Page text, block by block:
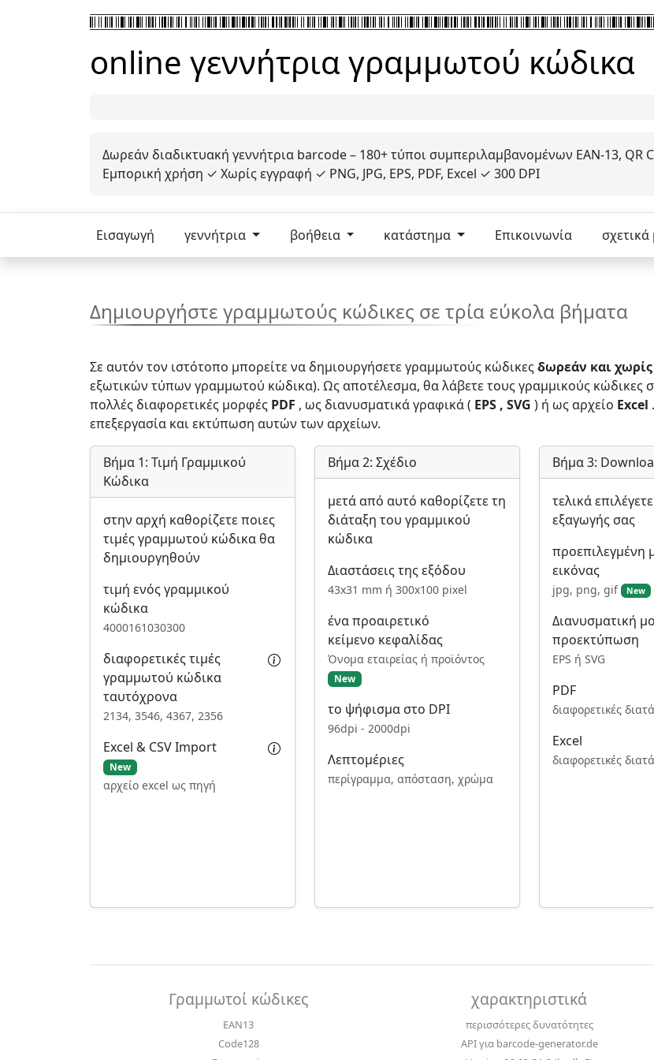
online γεννήτρια γραμμωτού κώδικα
Δωρεάν διαδικτυακή γεννήτρια barcode – 180+ τύποι συμπεριλαμβανομένων EAN-13, QR
Εμπορική χρήση ✓ Χωρίς εγγραφή ✓ PNG, JPG, EPS, PDF, Excel ✓ 300 DPI
Εισαγωγή γεννήτρια βοήθεια κατάστημα Επικοινωνία
Δημιουργήστε γραμμωτούς κώδικες σε τρία εύκολα βήματα
Σε αυτόν τον ιστότοπο μπορείτε να δημιουργήσετε γραμμωτούς κώδικεςδωρεάν και
εξωτικών τύπων γραμμωτού κώδικα). Ως αποτέλεσμα, θα λάβετε τους γραμμικούς κώδικες
πολλές διαφορετικές μορφές PDF , ως διανυσματικά γραφικά ( EPS , SVG ) ή ως αρχείο Excel
επεξεργασία και εκτύπωση αυτών των αρχείων.
Βήμα 1: Τιμή Γραμμικού
Κώδικα
στην αρχή καθορίζετε ποιες
τιμές γραμμωτού κώδικα θα
δημιουργηθούν
τιμή ενός γραμμικού
κώδικα
4000161030300
διαφορετικές τιμές
γραμμωτού κώδικα
ταυτόχρονα
2134, 3546, 4367, 2356
Excel & CSV Import
New
αρχείο excel ως πηγή
Βήμα 2: Σχέδιο
μετά από αυτό καθορίζετε τη
διάταξη του γραμμικού
κώδικα
Διαστάσεις της εξόδου
43x31 mm ή 300x100 pixel
ένα προαιρετικό
κείμενο κεφαλίδας
Όνομα εταιρείας ή προϊόντος
New
το ψήφισμα στο DPI
96dpi - 2000dpi
Λεπτομέριες
περίγραμμα, απόσταση, χρώμα
Βήμα 3:
τελικά
εξαγωγής σας
προεπιλεγμένη
εικόνας
jpg, png, gif New
Διανυσματική
προεκτύπωση
EPS ή SVG
PDF
διαφορετικές
Excel
διαφορετικές
Γραμμωτοί κώδικες
EAN13
Code128
χαρακτηριστικά
περισσότερες δυνατότητες
API για barcode-generator.de